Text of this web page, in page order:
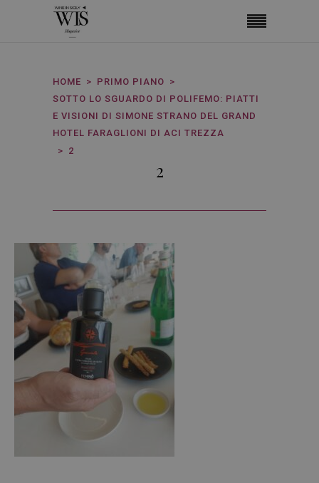
HOME
PRIMO PIANO
SOTTO LO SGUARDO DI POLIFEMO: PIATTI
E VISIONI DI SIMONE STRANO DEL GRAND
HOTEL FARAGLIONI DI ACI TREZZA
2
2